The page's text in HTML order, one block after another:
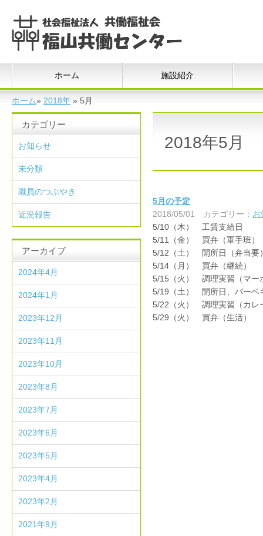
ホーム 施設紹介
ホーム» 2018年 » 5月
2018年5月
5月の予定
2018/05/01
カテゴリー： お
5/10（木） 工賃支給日
5/11（金） 買弁（軍手班）
5/12（土） 開所日（弁当要
5/14（月） 買弁（継続）
5/15（火） 調理実習（マー
5/19（土） 開所日、バーベ
5/22（火） 調理実習（カレ
5/29（火） 買弁（生活）
カテゴリー
お知らせ
未分類
職員のつぶやき
近況報告
アーカイブ
2024年4月
2024年1月
2023年12月
2023年11月
2023年10月
2023年8月
2023年7月
2023年6月
2023年5月
2023年4月
2023年2月
2021年9月